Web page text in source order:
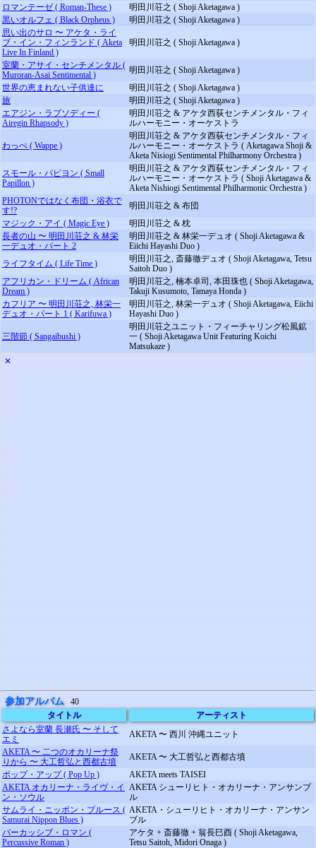
ロマンテーゼ ( Roman-These )
明田川荘之 ( Shoji Aketagawa )
黒いオルフェ ( Black Orpheus )
明田川荘之 ( Shoji Aketagawa )
思い出のサロ 〜 アケタ・ライ
ブ・イン・フィンランド ( Aketa
Live In Finland )
明田川荘之 ( Shoji Aketagawa )
室蘭・アサイ・センチメンタル (
Muroran-Asai Sentimental )
明田川荘之 ( Shoji Aketagawa )
世界の恵まれない子供達に
明田川荘之 ( Shoji Aketagawa )
旅
明田川荘之 ( Shoji Aketagawa )
エアジン・ラプソディー (
Airegin Rhapsody )
明田川荘之 & アケタ西荻センチメンタル・フィ
ルハーモニー・オーケストラ
わっぺ ( Wappe )
明田川荘之 & アケタ西荻センチメンタル・フィ
ルハーモニー・オーケストラ ( Aketagawa Shoji &
Aketa Nisiogi Sentimental Philharmony Orchestra )
スモール・パピヨン ( Small
Papillon )
明田川荘之 & アケタ西荻センチメンタル・フィ
ルハーモニー・オーケストラ ( Shoji Aketagawa &
Aketa Nishiogi Sentimental Philharmonic Orchestra )
PHOTONではなく布団・浴衣で
す!?
明田川荘之 & 布団
マジック・アイ ( Magic Eye )
明田川荘之 & 枕
長者の山 〜 明田川荘之 & 林栄
一デュオ・パート 2
明田川荘之 & 林栄一デュオ ( Shoji Aketagawa &
Eiichi Hayashi Duo )
ライフタイム ( Life Time )
明田川荘之, 斎藤徹デュオ ( Shoji Aketagawa, Tetsu
Saitoh Duo )
アフリカン・ドリーム ( African
Dream )
明田川荘之, 楠本卓司, 本田珠也 ( Shoji Aketagawa,
Takuji Kusumoto, Tamaya Honda )
カフリア 〜 明田川荘之, 林栄一
デュオ・パート 1 ( Karifuwa )
明田川荘之, 林栄一デュオ ( Shoji Aketagawa, Eiichi
Hayashi Duo )
三階節 ( Sangaibushi )
明田川荘之ユニット・フィーチャリング松風鉱
一 ( Shoji Aketagawa Unit Featuring Koichi
Matsukaze )
✕
参加アルバム
40
タイトル
アーティスト
さよなら室蘭 長瀬氏 〜 そして
エミ
AKETA 〜 西川 沖縄ユニット
AKETA 〜 二つのオカリーナ祭
りから 〜 大工哲弘と西都古墳
AKETA 〜 大工哲弘と西都古墳
ポップ・アップ ( Pop Up )
AKETA meets TAISEI
AKETA オカリーナ・ライヴ・イ
ン・ソウル
AKETA シューリヒト・オカリーナ・アンサンブ
ル
サムライ・ニッポン・ブルース (
Samurai Nippon Blues )
AKETA・シューリヒト・オカリーナ・アンサン
ブル
パーカッシブ・ロマン (
Percussive Roman )
アケタ + 斎藤徹 + 翁長巳酉 ( Shoji Aketagawa,
Tetsu Saitoh, Midori Onaga )